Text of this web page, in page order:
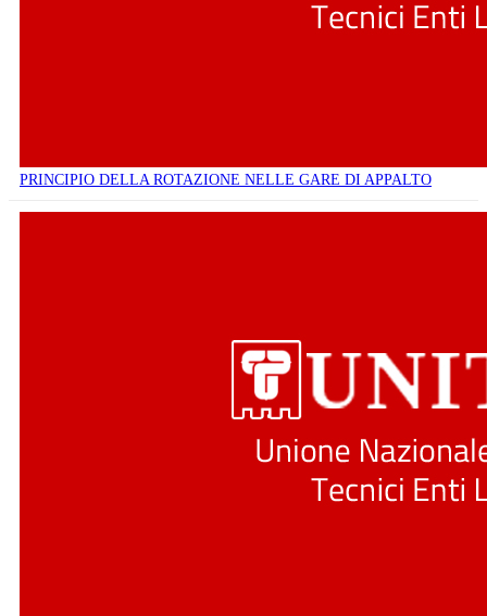
PRINCIPIO DELLA ROTAZIONE NELLE GARE DI APPALTO